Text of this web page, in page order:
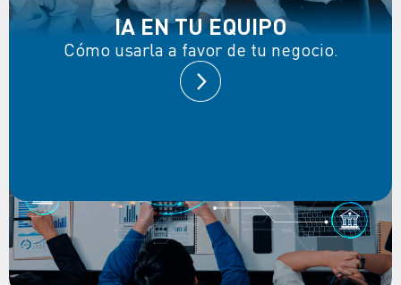
IA EN TU EQUIPO
Cómo usarla a favor de tu negocio.